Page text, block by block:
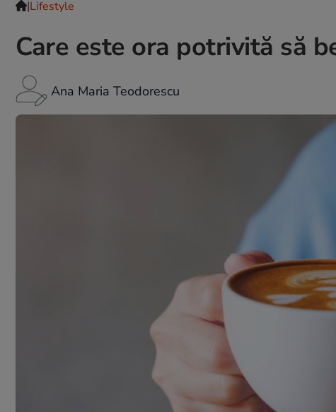
|Lifestyle
Care este ora potrivită să
Ana Maria Teodorescu